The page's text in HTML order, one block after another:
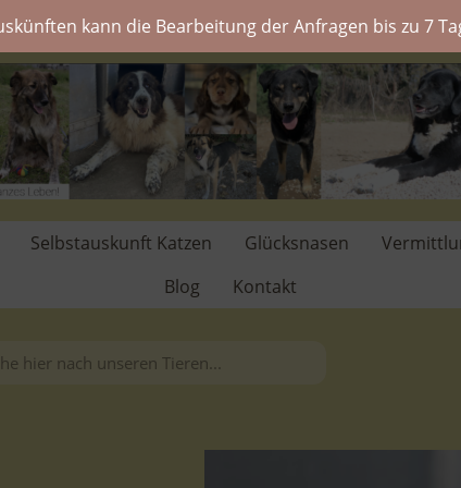
kann die Bearbeitung der Anfragen bis zu 7
Selbstauskunft Katzen Glücksnasen
Blog
Kontakt